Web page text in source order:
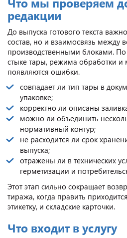
редакции
До выпуска готового текста
состав, но и взаимосвязь между
производственными блоками.
стыке тары, режима обработки и
появляются ошибки.
совпадает ли тип тары в
упаковке;
корректно ли описаны
можно ли объединить
нормативный контур;
не расходится ли срок
выпуска;
отражены ли в технических
герметизации и
Этот этап сильно сокращает
тиража, когда править
этикетку, и складские карточки.
Что входит в услугу